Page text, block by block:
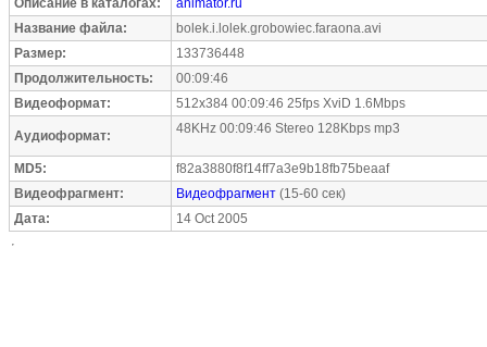
Описание в каталогах:
animator.ru
Название файла:
bolek.i.lolek.grobowiec.faraona.avi
Размер:
133736448
Продолжительность:
00:09:46
Видеоформат:
512x384 00:09:46 25fps XviD 1.6Mbps
Аудиоформат: 48KHz 00:09:46 Stereo 128Kbps mp3
MD5:
f82a3880f8f14ff7a3e9b18fb75beaaf
Видеофрагмент:
Видеофрагмент (15-60 сек)
Дата:
14 Oct 2005